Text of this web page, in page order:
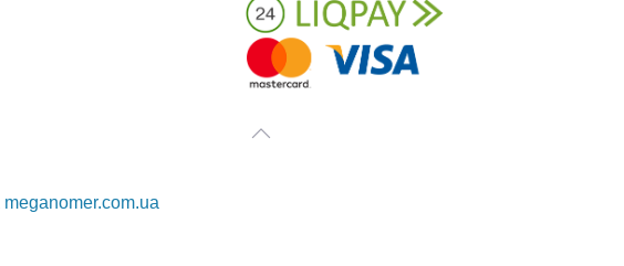
meganomer.com.ua